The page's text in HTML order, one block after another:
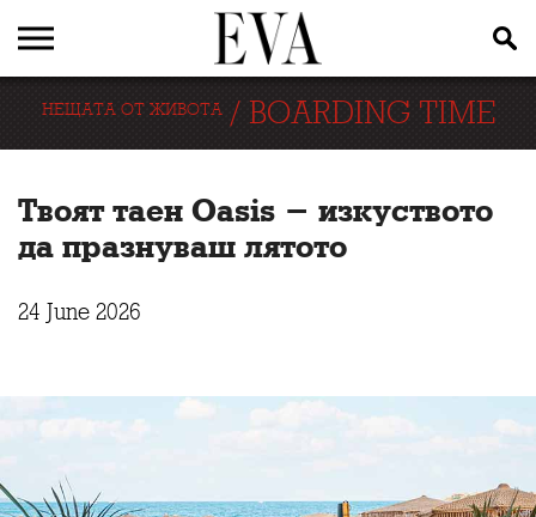
НЕЩАТА ОТ ЖИВОТА/ BOARDING TIME
Твоят таен Oasis - изкуството
да празнуваш лятото
24 June 2026